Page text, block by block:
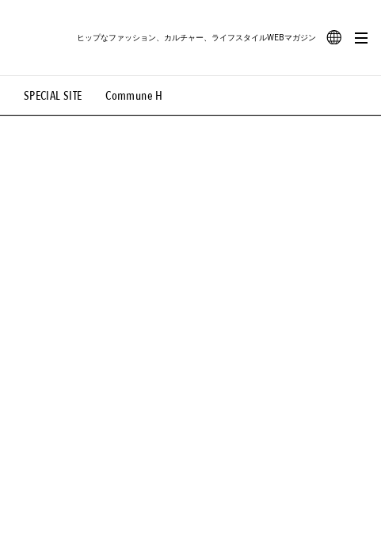
SPECIAL SITE Commune H
ヒップなファッション、カルチャー、ライフスタイルWEBマガジン
#路地裏てぃーん。 #MONTHLY JOURNAL
#MOVIE #LIFESTYLE #SNEAKER #OUTDOOR